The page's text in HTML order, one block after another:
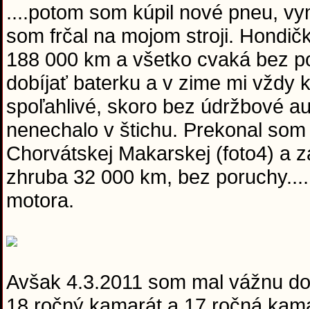
....potom som kúpil nové pneu,
som frčal na mojom stroji.
188 000 km a všetko cvaká bez
dobíjať baterku a v zime mi vždy
spoľahlivé, skoro bez údržbové
nenechalo v štichu. Prekonal
Chorvátskej Makarskej (foto4) a
zhruba 32 000 km, bez
motora.
Avšak 4.3.2011 som mal vážnu